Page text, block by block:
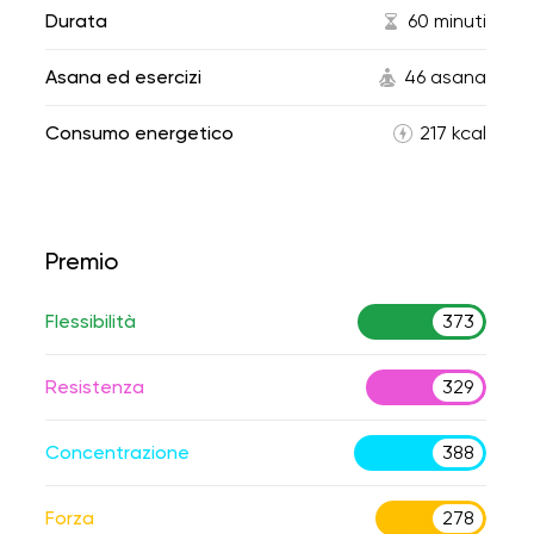
Durata 60 minuti
Asana ed esercizi 46 asana
Consumo energetico 217 kcal
Premio
Flessibilità 373
Resistenza 329
Concentrazione 388
Forza 278